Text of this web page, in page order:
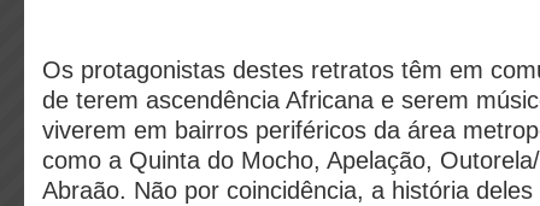
Os protagonistas destes retratos têm em
de terem ascendência Africana e serem
viverem em bairros periféricos da área
como a Quinta do Mocho, Apelação,
Abraão. Não por coincidência, a história